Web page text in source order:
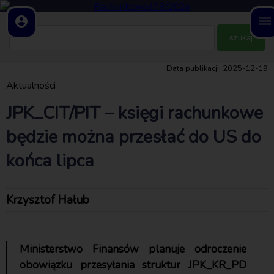
account_circle dehaze
Data publikacji: 2025-12-19
Aktualności
JPK_CIT/PIT – księgi rachunkowe
będzie można przesłać do US do
końca lipca
Krzysztof Hałub
Ministerstwo Finansów planuje odroczenie
obowiązku przesyłania struktur JPK_KR_PD